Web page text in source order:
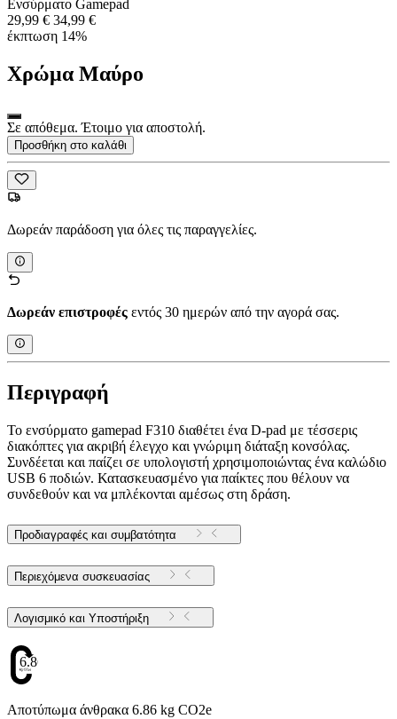
Ενσύρματο Gamepad
29,99 € 34,99 €
έκπτωση 14%
Χρώμα Μαύρο
Σε απόθεμα. Έτοιμο για αποστολή.
Προσθήκη στο καλάθι
Δωρεάν παράδοση για όλες τις παραγγελίες.
Δωρεάν επιστροφές εντός 30 ημερών από την αγορά σας.
Περιγραφή
Το ενσύρματο gamepad F310 διαθέτει ένα D-pad με τέσσερις
διακόπτες για ακριβή έλεγχο και γνώριμη διάταξη κονσόλας.
Συνδέεται και παίζει σε υπολογιστή χρησιμοποιώντας ένα καλώδιο
USB 6 ποδιών. Κατασκευασμένο για παίκτες που θέλουν να
συνδεθούν και να μπλέκονται αμέσως στη δράση.
Προδιαγραφές και συμβατότητα
Περιεχόμενα συσκευασίας
Λογισμικό και Υποστήριξη
6.86
Αποτύπωμα άνθρακα 6.86 kg CO2e